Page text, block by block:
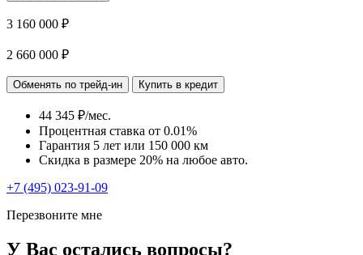
3 160 000 ₽
2 660 000 ₽
Обменять по трейд-ин Купить в кредит
44 345 ₽/мес.
Процентная ставка от 0.01%
Гарантия 5 лет или 150 000 км
Скидка в размере 20% на любое авто.
+7 (495) 023-91-09
Перезвоните мне
У Вас остались вопросы?